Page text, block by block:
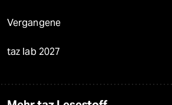
Vergangene
taz lab 2027